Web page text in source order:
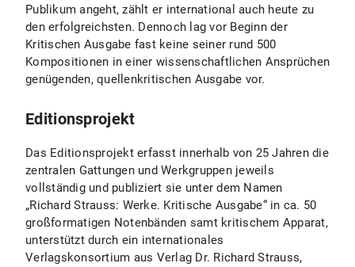
Publikum angeht, zählt er international auch heute zu
den erfolgreichsten. Dennoch lag vor Beginn der
Kritischen Ausgabe fast keine seiner rund 500
Kompositionen in einer wissenschaftlichen Ansprüchen
genügenden, quellenkritischen Ausgabe vor.
Editionsprojekt
Das Editionsprojekt erfasst innerhalb von 25 Jahren die
zentralen Gattungen und Werkgruppen jeweils
vollständig und publiziert sie unter dem Namen
„Richard Strauss: Werke. Kritische Ausgabe“ in ca. 50
großformatigen Notenbänden samt kritischem Apparat,
unterstützt durch ein internationales
Verlagskonsortium aus Verlag Dr. Richard Strauss,